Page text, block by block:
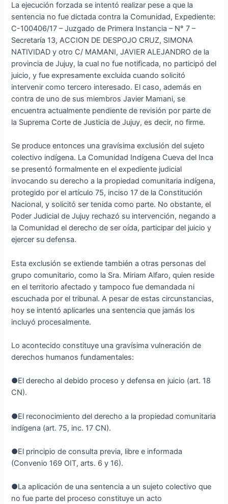
La ejecución forzada se intentó realizar pese a que la
sentencia no fue dictada contra la Comunidad, Expediente:
C-100406/17 – Juzgado de Primera Instancia – N° 7 –
Secretaría 13, ACCION DE DESPOJO CRUZ, SIMONA
NATIVIDAD y otro C/ MAMANI, JAVIER ALEJANDRO de la
provincia de Jujuy, la cual no fue notificada, no participó del
juicio, y fue expresamente excluida cuando solicitó
intervenir como tercero interesado. El caso, además en
contra de uno de sus miembros Javier Mamani, se
encuentra actualmente pendiente de revisión por parte de
la Suprema Corte de Justicia de Jujuy, es decir, no firme.
Se produce entonces una gravísima exclusión del sujeto
colectivo indígena. La Comunidad Indígena Cueva del Inca
se presentó formalmente en el expediente judicial
invocando su derecho a la propiedad comunitaria indígena,
protegido por el artículo 75, inciso 17 de la Constitución
Nacional, y solicitó ser tenida como parte. No obstante, el
Poder Judicial de Jujuy rechazó su intervención, negando a
la Comunidad el derecho de ser oída, participar del juicio y
ejercer su defensa.
Esta exclusión se extiende también a otras personas del
grupo comunitario, como la Sra. Miriam Alfaro, quien reside
en el territorio afectado y tampoco fue demandada ni
escuchada por el tribunal. A pesar de estas circunstancias,
hoy se intentó aplicarles una sentencia que jamás los
incluyó procesalmente.
Lo acontecido constituye una gravísima vulneración de
derechos humanos fundamentales:
●El derecho al debido proceso y defensa en juicio (art. 18
CN).
●El reconocimiento del derecho a la propiedad comunitaria
indígena (art. 75, inc. 17 CN).
●El principio de consulta previa, libre e informada
(Convenio 169 OIT, arts. 6 y 16).
●La aplicación de una sentencia a un sujeto colectivo que
no fue parte del proceso constituye un acto